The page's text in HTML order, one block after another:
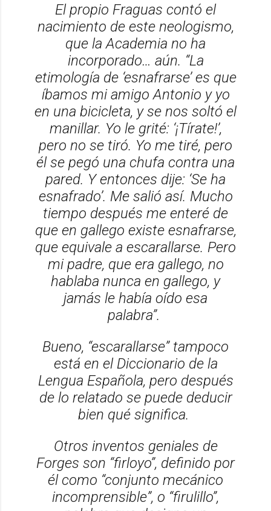
El propio Fraguas contó el
nacimiento de este neologismo,
que la Academia no ha
incorporado… aún. “La
etimología de ‘esnafrarse’ es que
íbamos mi amigo Antonio y yo
en una bicicleta, y se nos soltó el
manillar. Yo le grité: ‘¡Tírate!’,
pero no se tiró. Yo me tiré, pero
él se pegó una chufa contra una
pared. Y entonces dije: ‘Se ha
esnafrado’. Me salió así. Mucho
tiempo después me enteré de
que en gallego existe esnafrarse,
que equivale a escarallarse. Pero
mi padre, que era gallego, no
hablaba nunca en gallego, y
jamás le había oído esa
palabra”.
Bueno, “escarallarse” tampoco
está en el Diccionario de la
Lengua Española, pero después
de lo relatado se puede deducir
bien qué significa.
Otros inventos geniales de
Forges son “firloyo”, definido por
él como “conjunto mecánico
incomprensible”, o “firulillo”,